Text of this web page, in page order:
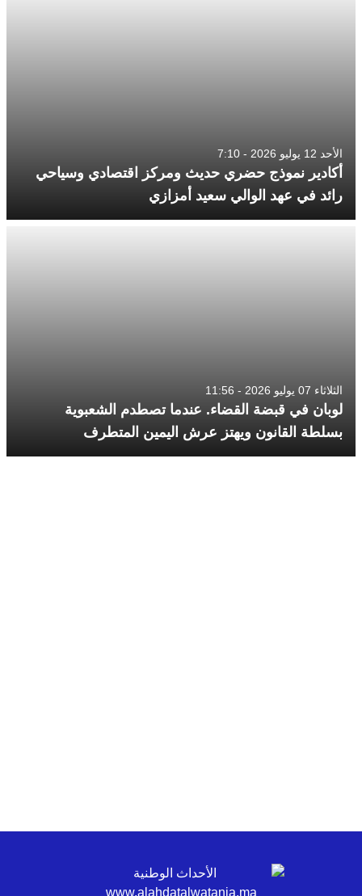
الأحد 12 يوليو 2026 - 7:10
أكادير نموذج حضري حديث ومركز اقتصادي وسياحي
رائد في عهد الوالي سعيد أمزازي
الثلاثاء 07 يوليو 2026 - 11:56
لوبان في قبضة القضاء. عندما تصطدم الشعبوية
بسلطة القانون ويهتز عرش اليمين المتطرف